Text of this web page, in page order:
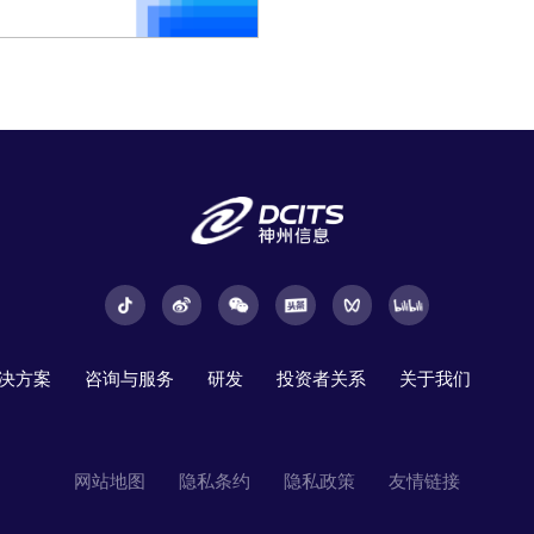
方案 咨询与服务 研发 投资者关系 关于我们
网站地图 隐私条约 隐私政策 友情链接